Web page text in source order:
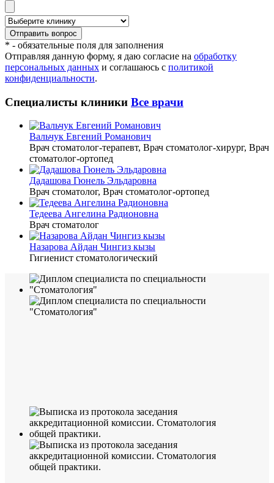
* - обязательные поля для заполнения
Отправляя данную форму, я даю согласие на обработку
персональных данных и соглашаюсь с политикой
конфиденциальности.
Специалисты клиники Все врачи
Вальчук Евгений Романович
Врач стоматолог-терапевт, Врач стоматолог-хирург, Врач
стоматолог-ортопед
Дадашова Гюнель Эльдаровна
Врач стоматолог, Врач стоматолог-ортопед
Тедеева Ангелина Радионовна
Врач стоматолог
Назарова Айдан Чингиз кызы
Гигиенист стоматологический